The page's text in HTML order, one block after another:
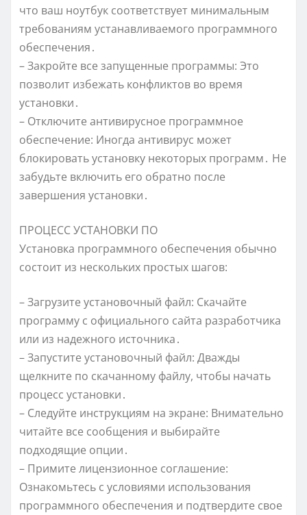
что ваш ноутбук соответствует минимальным
требованиям устанавливаемого программного
обеспечения․
– Закройте все запущенные программы: Это
позволит избежать конфликтов во время
установки․
– Отключите антивирусное программное
обеспечение: Иногда антивирус может
блокировать установку некоторых программ․ Не
забудьте включить его обратно после
завершения установки․
ПРОЦЕСС УСТАНОВКИ ПО
Установка программного обеспечения обычно
состоит из нескольких простых шагов:
– Загрузите установочный файл: Скачайте
программу с официального сайта разработчика
или из надежного источника․
– Запустите установочный файл: Дважды
щелкните по скачанному файлу, чтобы начать
процесс установки․
– Следуйте инструкциям на экране: Внимательно
читайте все сообщения и выбирайте
подходящие опции․
– Примите лицензионное соглашение:
Ознакомьтесь с условиями использования
программного обеспечения и подтвердите свое